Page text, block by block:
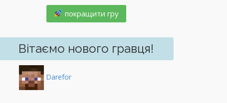
покращити гру
Вітаємо нового гравця!
Darefor